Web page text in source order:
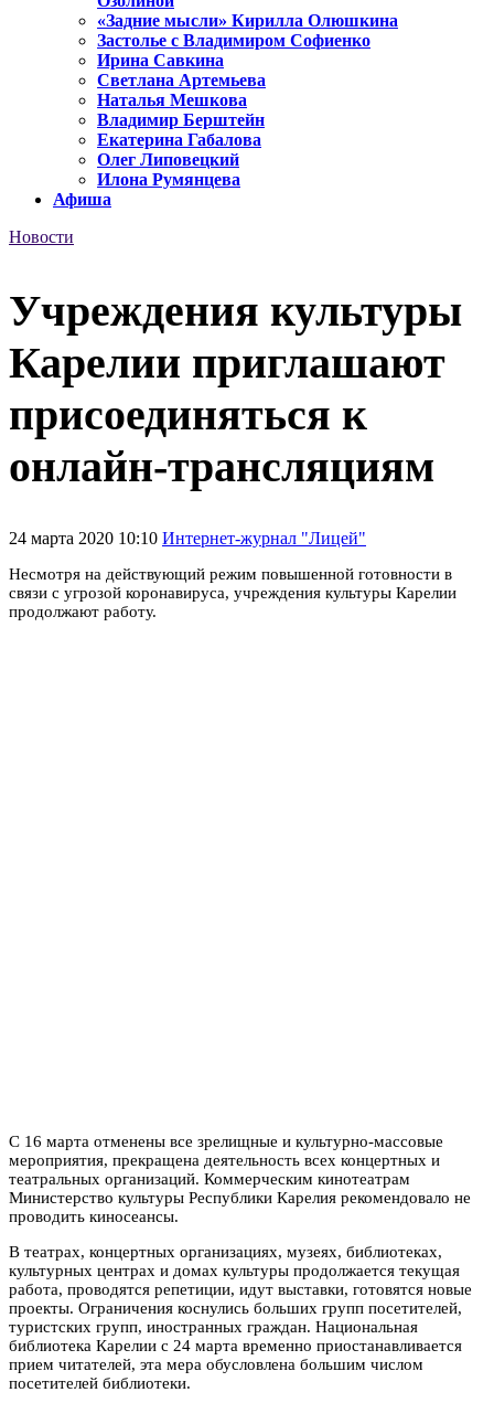
«Задние мысли» Кирилла Олюшкина
Застолье с Владимиром Софиенко
Ирина Савкина
Светлана Артемьева
Наталья Мешкова
Владимир Берштейн
Екатерина Габалова
Олег Липовецкий
Илона Румянцева
Афиша
Новости
Учреждения культуры
Карелии приглашают
присоединяться к
онлайн-трансляциям
24 марта 2020 10:10 Интернет-журнал "Лицей"
Несмотря на действующий режим повышенной готовности в
связи с угрозой коронавируса, учреждения культуры Карелии
продолжают работу.
С 16 марта отменены все зрелищные и культурно-массовые
мероприятия, прекращена деятельность всех концертных и
театральных организаций. Коммерческим кинотеатрам
Министерство культуры Республики Карелия рекомендовало не
проводить киносеансы.
В театрах, концертных организациях, музеях, библиотеках,
культурных центрах и домах культуры продолжается текущая
работа, проводятся репетиции, идут выставки, готовятся новые
проекты. Ограничения коснулись больших групп посетителей,
туристских групп, иностранных граждан. Национальная
библиотека Карелии с 24 марта временно приостанавливается
прием читателей, эта мера обусловлена большим числом
посетителей библиотеки.